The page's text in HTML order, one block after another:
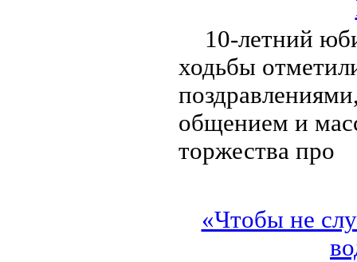
10-летний
ходьбы
общением и
торжества про
«Чтобы не